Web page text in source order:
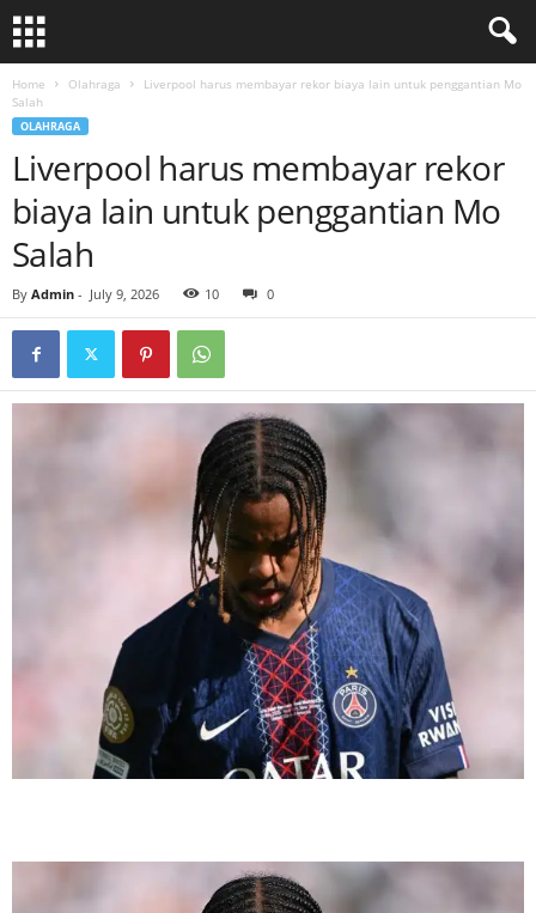
Home Olahraga
Liverpool harus membayar rekor biaya lain untuk penggantian Mo
Salah
OLAHRAGA
Liverpool harus membayar rekor
biaya lain untuk penggantian Mo
Salah
By Admin - July 9, 2026 10 0